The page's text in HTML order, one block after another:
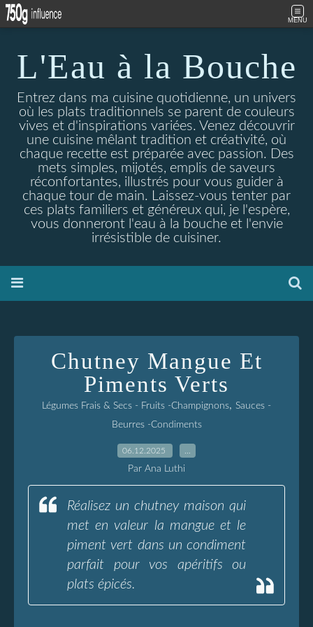
MENU
L'Eau à la Bouche
Entrez dans ma cuisine quotidienne, un univers
où les plats traditionnels se parent de couleurs
vives et d'inspirations variées. Venez découvrir
une cuisine mêlant tradition et créativité, où
chaque recette est préparée avec passion. Des
mets simples, mijotés, emplis de saveurs
réconfortantes, illustrés pour vous guider à
chaque tour de main. Laissez-vous tenter par
ces plats familiers et généreux qui, je l'espère,
vous donneront l'eau à la bouche et l'envie
irrésistible de cuisiner.
Chutney Mangue Et
Piments Verts
Légumes Frais & Secs - Fruits -Champignons, Sauces -
Beurres -Condiments
06.12.2025
Par Ana Luthi
Réalisez un chutney maison qui
met en valeur la mangue et le
piment vert dans un condiment
parfait pour vos apéritifs ou
plats épicés.